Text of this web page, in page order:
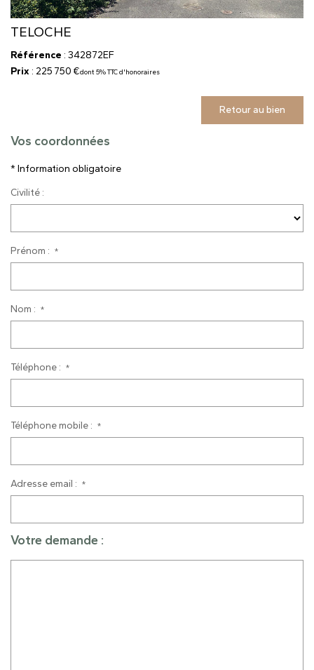
TELOCHE
Référence : 342872EF
Prix : 225 750 €dont 5% TTC d'honoraires
Retour au bien
Vos coordonnées
* Information obligatoire
Civilité :
Prénom : *
Nom : *
Téléphone : *
Téléphone mobile : *
Adresse email : *
Votre demande :